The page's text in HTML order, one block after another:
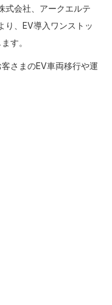
式会社、アークエルテ
り、EV導入ワンストッ
す。
さまのEV車両移行や運